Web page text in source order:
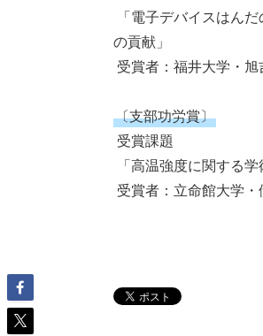
の貢献」
〔支部功労賞〕